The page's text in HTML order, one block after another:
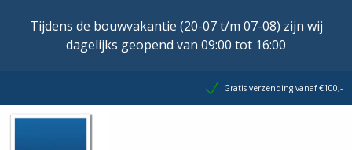
Tijdens de bouwvakantie (20-07 t/m 07-08) zijn wij
dagelijks geopend van 09:00 tot 16:00
Gratis verzending vanaf €100,-